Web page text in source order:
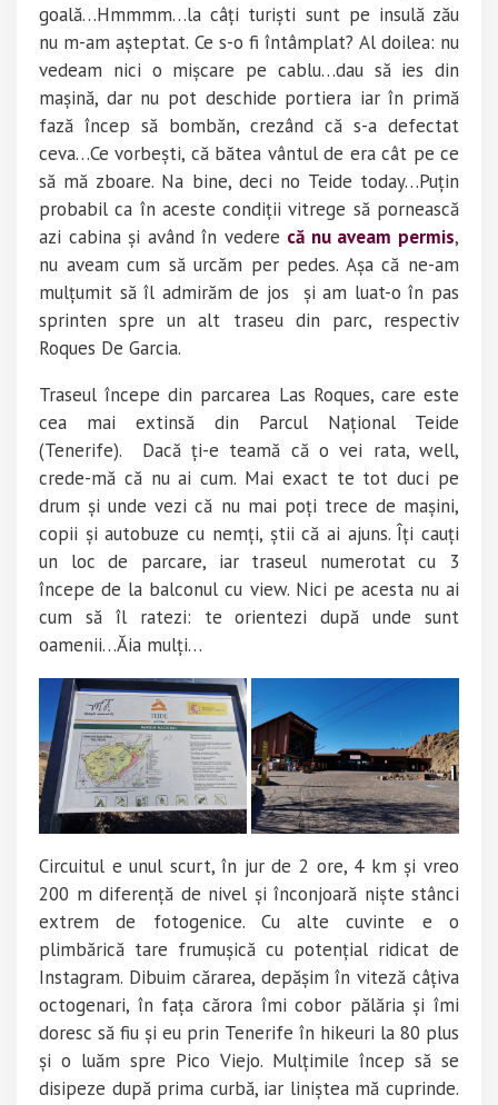
goală…Hmmmm…la câți turiști sunt pe insulă zău
nu m-am așteptat. Ce s-o fi întâmplat? Al doilea: nu
vedeam nici o mișcare pe cablu…dau să ies din
mașină, dar nu pot deschide portiera iar în primă
fază încep să bombăn, crezând că s-a defectat
ceva…Ce vorbești, că bătea vântul de era cât pe ce
să mă zboare. Na bine, deci no Teide today…Puțin
probabil ca în aceste condiții vitrege să pornească
azi cabina și având în vedere că nu aveam permis,
nu aveam cum să urcăm per pedes. Așa că ne-am
mulțumit să îl admirăm de jos și am luat-o în pas
sprinten spre un alt traseu din parc, respectiv
Roques De Garcia.
Traseul începe din parcarea Las Roques, care este
cea mai extinsă din Parcul Național Teide
(Tenerife). Dacă ți-e teamă că o vei rata, well,
crede-mă că nu ai cum. Mai exact te tot duci pe
drum și unde vezi că nu mai poți trece de mașini,
copii și autobuze cu nemți, știi că ai ajuns. Îți cauți
un loc de parcare, iar traseul numerotat cu 3
începe de la balconul cu view. Nici pe acesta nu ai
cum să îl ratezi: te orientezi după unde sunt
oamenii…Ăia mulți…
Circuitul e unul scurt, în jur de 2 ore, 4 km și vreo
200 m diferență de nivel și înconjoară niște stânci
extrem de fotogenice. Cu alte cuvinte e o
plimbărică tare frumușică cu potențial ridicat de
Instagram. Dibuim cărarea, depășim în viteză câțiva
octogenari, în fața cărora îmi cobor pălăria și îmi
doresc să fiu și eu prin Tenerife în hikeuri la 80 plus
și o luăm spre Pico Viejo. Mulțimile încep să se
disipeze după prima curbă, iar liniștea mă cuprinde.